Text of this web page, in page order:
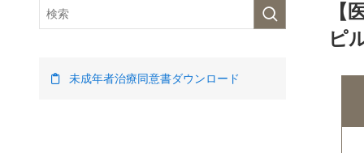
【
ピ
未成年者治療同意書ダウンロード